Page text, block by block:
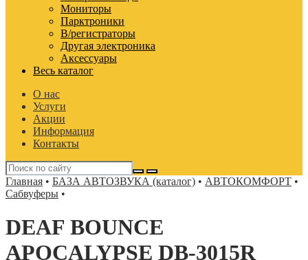
Мониторы
Парктроники
В/регистраторы
Другая электроника
Аксессуары
Весь каталог
О нас
Услуги
Акции
Информация
Контакты
Главная • БАЗА АВТОЗВУКА (каталог) • АВТОКОМФОРТ •
Сабвуферы •
DEAF BOUNCE
APOCALYPSE DB-3015R